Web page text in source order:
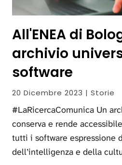
All'ENEA di
archivio
software
20 Dicembre 2023 | Storie
#LaRicercaComunica Un
conserva e rende
tutti i software espressione
dell’intelligenza e della